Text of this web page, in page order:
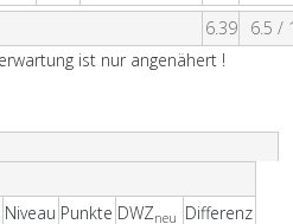
6.39
6.5 /
ist nur angenähert !
Niveau Punkte DWZneu
Differenz